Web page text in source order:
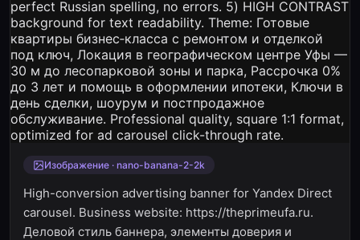
Изображение · nano-banana-2-2k
High-conversion advertising banner for Yandex Direct
carousel. Business website: https://theprimeufa.ru.
Деловой стиль баннера, элементы доверия и